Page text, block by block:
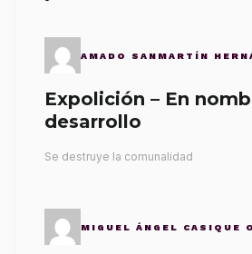
AMADO SANMARTÍN
Expolición – En
desarrollo
Se destruye la comunalidad
MIGUEL ÁNGEL CASIQUE